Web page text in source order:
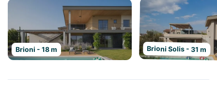
Brioni - 18 m Brioni Solis - 31 m